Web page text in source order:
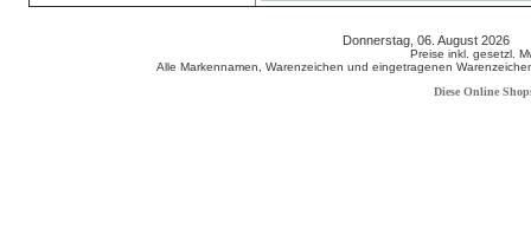
Donnerstag, 06. August
Preise inkl. gesetzl.
Alle Markennamen, Warenzeichen und eingetragenen
Diese Online